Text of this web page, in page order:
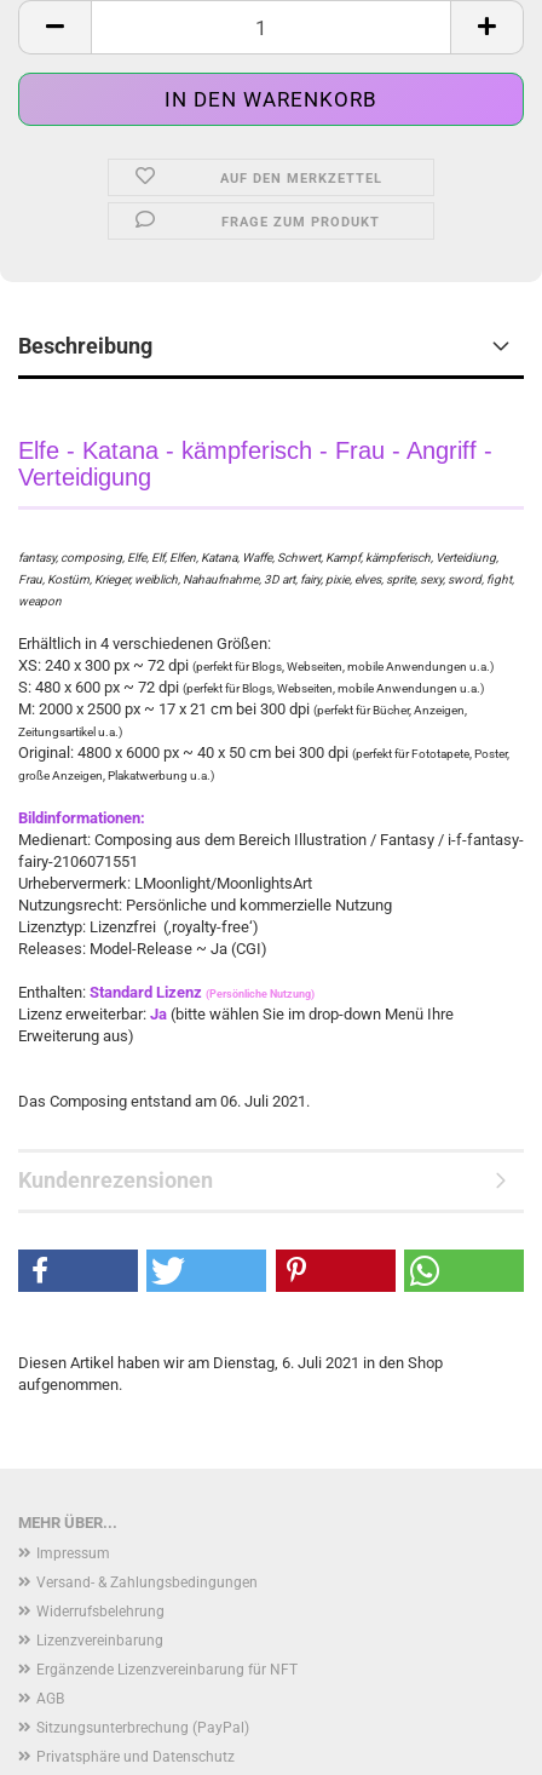
AUF DEN MERKZETTEL
FRAGE ZUM PRODUKT
Beschreibung
Elfe - Katana - kämpferisch - Frau - Angriff -
Verteidigung
fantasy, composing, Elfe, Elf, Elfen, Katana, Waffe, Schwert, Kampf, kämpferisch, Verteidiung,
Frau, Kostüm, Krieger, weiblich, Nahaufnahme, 3D art, fairy, pixie, elves, sprite, sexy, sword, fight,
weapon
Erhältlich in 4 verschiedenen Größen:
XS: 240 x 300 px ~ 72 dpi (perfekt für Blogs, Webseiten, mobile Anwendungen u.a.)
S: 480 x 600 px ~ 72 dpi (perfekt für Blogs, Webseiten, mobile Anwendungen u.a.)
M: 2000 x 2500 px ~ 17 x 21 cm bei 300 dpi (perfekt für Bücher, Anzeigen,
Zeitungsartikel u.a.)
Original: 4800 x 6000 px ~ 40 x 50 cm bei 300 dpi (perfekt für Fototapete, Poster,
große Anzeigen, Plakatwerbung u.a.)
Bildinformationen:
Medienart: Composing aus dem Bereich Illustration / Fantasy / i-f-fantasy-
fairy-210‎607‏‎1551​
Urhebervermerk: LMoonlight/MoonlightsArt
Nutzungsrecht: Persönliche und kommerzielle Nutzung
Lizenztyp: Lizenzfrei (‚royalty-free‘)
Releases: Model-Release ~ Ja (CGI)
Enthalten: Standard Lizenz (Persönliche Nutzung)
Lizenz erweiterbar: Ja (bitte wählen Sie im drop-down Menü Ihre
Erweiterung aus)
​​Das Composing entstand am 06. Juli 2021.
Kundenrezensionen
Diesen Artikel haben wir am Dienstag, 6. Juli 2021 in den Shop
aufgenommen.
MEHR ÜBER...
Impressum
Versand- & Zahlungsbedingungen
Widerrufsbelehrung
Lizenzvereinbarung
Ergänzende Lizenzvereinbarung für NFT
AGB
Sitzungsunterbrechung (PayPal)
Privatsphäre und Datenschutz